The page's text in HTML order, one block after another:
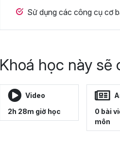
Sử dụng các công cụ cơ
Khoá học này sẽ
Video
2h 28m giờ học
0 bài
môn